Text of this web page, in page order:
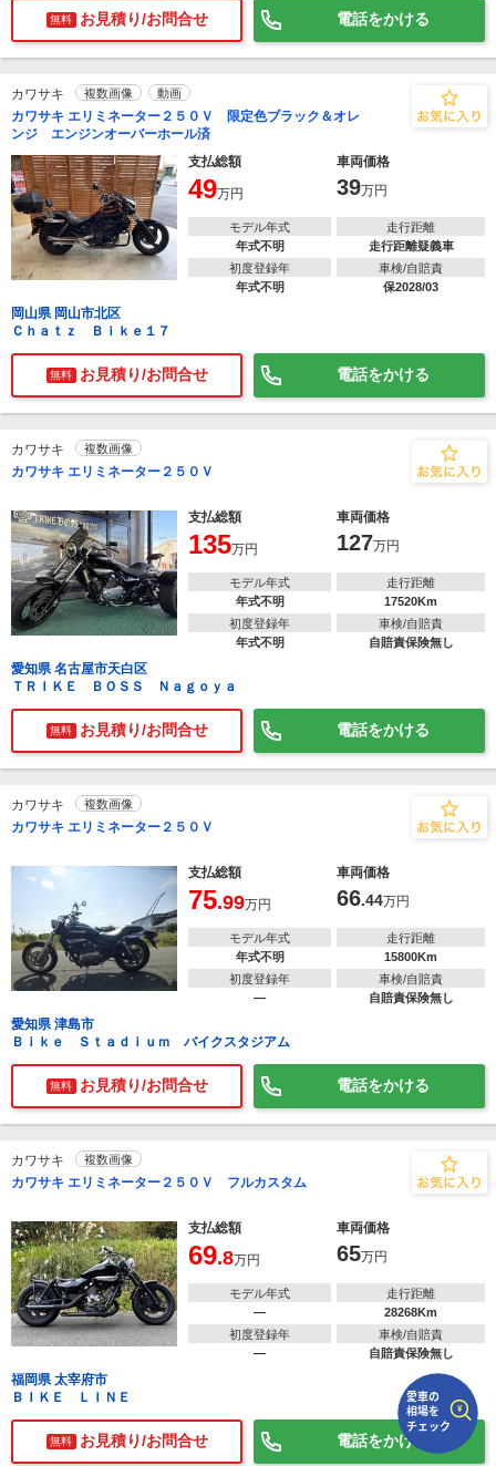
無料 お見積り/お問合せ 電話をかける
カワサキ 複数画像 動画
カワサキ エリミネーター２５０Ｖ 限定色ブラック＆オレ
ンジ エンジンオーバーホール済
支払総額
車両価格
49万円 39万円
モデル年式
年式不明
走行距離
走行距離疑義車
初度登録年
年式不明
車検/自賠責
保2028/03
岡山県 岡山市北区
Ｃｈａｔｚ Ｂｉｋｅ１７
無料 お見積り/お問合せ 電話をかける
カワサキ 複数画像
カワサキ エリミネーター２５０Ｖ
支払総額 車両価格
135万円 127万円
モデル年式
年式不明
走行距離
17520Km
初度登録年
年式不明
車検/自賠責
自賠責保険無し
愛知県 名古屋市天白区
ＴＲＩＫＥ ＢＯＳＳ Ｎａｇｏｙａ
無料 お見積り/お問合せ 電話をかける
カワサキ 複数画像
カワサキ エリミネーター２５０Ｖ
支払総額 車両価格
75.99万円 66.44万円
モデル年式
年式不明
走行距離
15800Km
初度登録年
―
車検/自賠責
自賠責保険無し
愛知県 津島市
Ｂｉｋｅ Ｓｔａｄｉｕｍ バイクスタジアム
無料 お見積り/お問合せ 電話をかける
カワサキ 複数画像
カワサキ エリミネーター２５０Ｖ フルカスタム
支払総額 車両価格
69.8万円 65万円
モデル年式
―
走行距離
28268Km
初度登録年
―
車検/自賠責
自賠責保険無し
福岡県 太宰府市
ＢＩＫＥ ＬＩＮＥ
無料 お見積り/お問合せ 電話をかける
車種選択するだけ、かんたん相場検索
まずはメーカーを選択する
排気量
型式(任意)
走行距離(任意)